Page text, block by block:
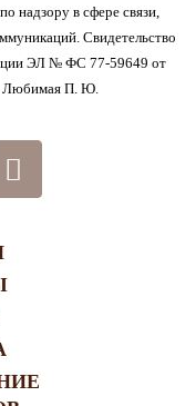
надзору в сфере связи,
Свидетельство
ЭЛ № ФС 77-59649 от
Любимая П. Ю.